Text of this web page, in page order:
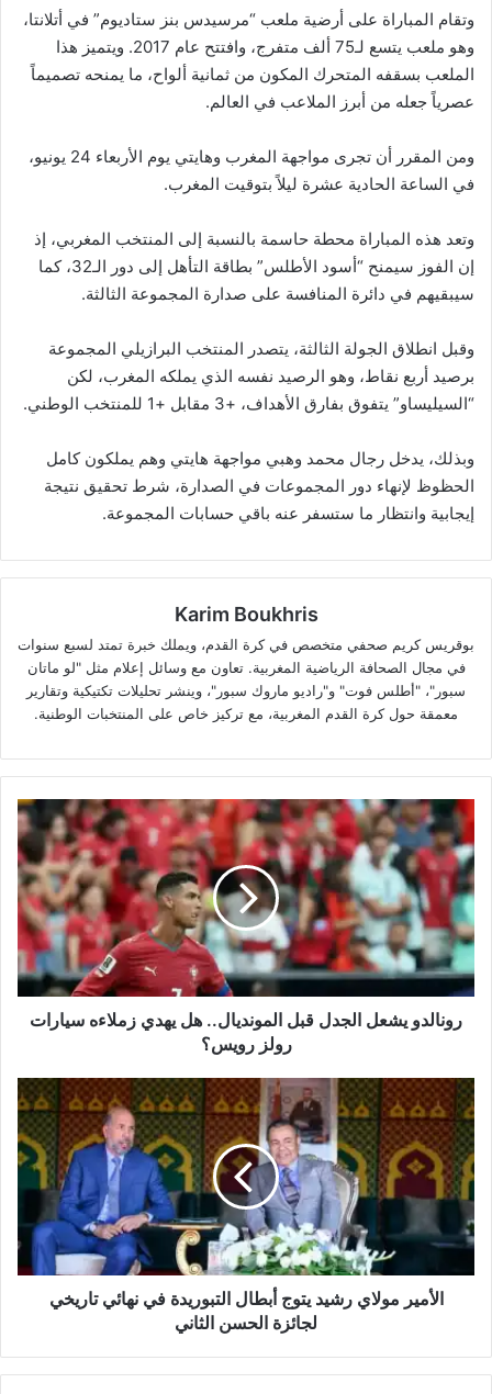
وتقام المباراة على أرضية ملعب “مرسيدس بنز ستاديوم” في أتلانتا،
وهو ملعب يتسع لـ75 ألف متفرج، وافتتح عام 2017. ويتميز هذا
الملعب بسقفه المتحرك المكون من ثمانية ألواح، ما يمنحه تصميماً
عصرياً جعله من أبرز الملاعب في العالم.
ومن المقرر أن تجرى مواجهة المغرب وهايتي يوم الأربعاء 24 يونيو،
في الساعة الحادية عشرة ليلاً بتوقيت المغرب.
وتعد هذه المباراة محطة حاسمة بالنسبة إلى المنتخب المغربي، إذ
إن الفوز سيمنح “أسود الأطلس” بطاقة التأهل إلى دور الـ32، كما
سيبقيهم في دائرة المنافسة على صدارة المجموعة الثالثة.
وقبل انطلاق الجولة الثالثة، يتصدر المنتخب البرازيلي المجموعة
برصيد أربع نقاط، وهو الرصيد نفسه الذي يملكه المغرب، لكن
“السيليساو” يتفوق بفارق الأهداف، +3 مقابل +1 للمنتخب الوطني.
وبذلك، يدخل رجال محمد وهبي مواجهة هايتي وهم يملكون كامل
الحظوظ لإنهاء دور المجموعات في الصدارة، شرط تحقيق نتيجة
إيجابية وانتظار ما ستسفر عنه باقي حسابات المجموعة.
Karim Boukhris
بوقريس كريم صحفي متخصص في كرة القدم، ويملك خبرة تمتد لسبع سنوات
في مجال الصحافة الرياضية المغربية. تعاون مع وسائل إعلام مثل "لو ماتان
سبور"، "أطلس فوت" و"راديو ماروك سبور"، وينشر تحليلات تكتيكية وتقارير
معمقة حول كرة القدم المغربية، مع تركيز خاص على المنتخبات الوطنية.
رونالدو
يشعل
الجدل
قبل
المونديال..
هل
يهدي
زملاءه
سيارات
رولز
رونالدو يشعل الجدل قبل المونديال.. هل يهدي زملاءه سيارات
رولز رويس؟
الأمير
مولاي
رشيد
يتوج
أبطال
التبوريدة
في
نهائي
تاريخي
لجائزةالأمير مولاي رشيد يتوج أبطال التبوريدة في نهائي تاريخي
لجائزة الحسن الثاني